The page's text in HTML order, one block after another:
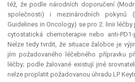
též, že podle národních doporučení
společnosti) i mezinárodních pokynů
Guidelines in Oncology) se pro 2. linii
cytostatická chemoterapie nebo anti-
Nelze tedy tvrdit, že situace žalobce je
jím požadovaného léčebného přípravku
léčby; podle žalované existují jiné
nelze proplatit požadovanou úhradu LP